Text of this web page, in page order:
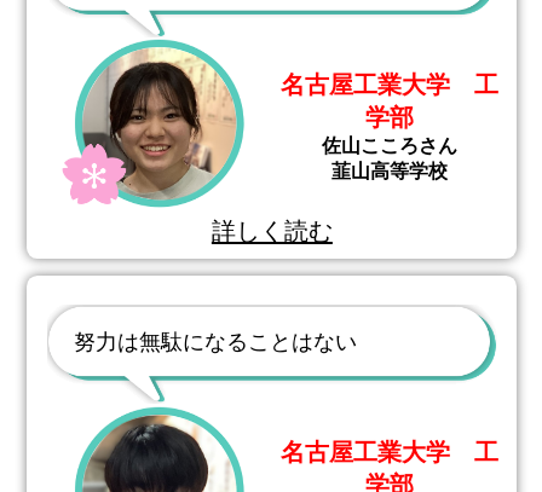
名古屋工業大学 工
学部
佐山こころさん
韮山高等学校
詳しく読む
努力は無駄になることはない
名古屋工業大学 工
学部